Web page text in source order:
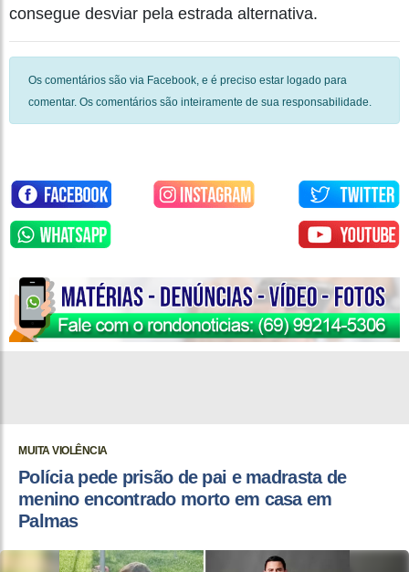
consegue desviar pela estrada alternativa.
Os comentários são via Facebook, e é preciso estar logado para
comentar. Os comentários são inteiramente de sua responsabilidade.
MUITA VIOLÊNCIA
Polícia pede prisão de pai e madrasta de
menino encontrado morto em casa em
Palmas